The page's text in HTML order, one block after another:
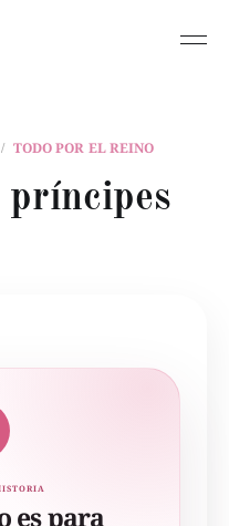
TODO POR EL REINO
príncipes
es para